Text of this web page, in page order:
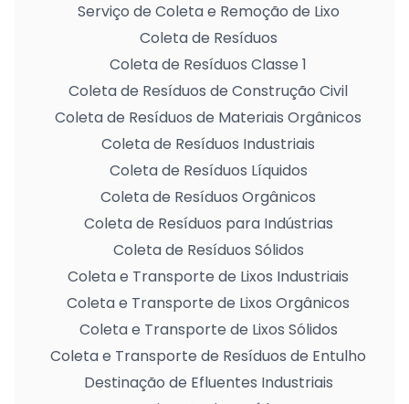
Serviço de Coleta e Remoção de Lixo
Coleta de Resíduos
Coleta de Resíduos Classe 1
Coleta de Resíduos de Construção Civil
Coleta de Resíduos de Materiais Orgânicos
Coleta de Resíduos Industriais
Coleta de Resíduos Líquidos
Coleta de Resíduos Orgânicos
Coleta de Resíduos para Indústrias
Coleta de Resíduos Sólidos
Coleta e Transporte de Lixos Industriais
Coleta e Transporte de Lixos Orgânicos
Coleta e Transporte de Lixos Sólidos
Coleta e Transporte de Resíduos de Entulho
Destinação de Efluentes Industriais